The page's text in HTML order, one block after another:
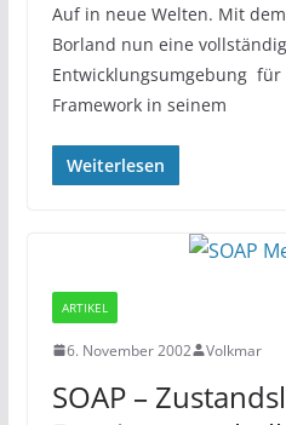
Auf in neue Welten. Mit
Borland nun eine
Entwicklungsumgebung für
Framework in seinem
Weiterlesen
ARTIKEL
6. November 2002 Volkmar
SOAP –